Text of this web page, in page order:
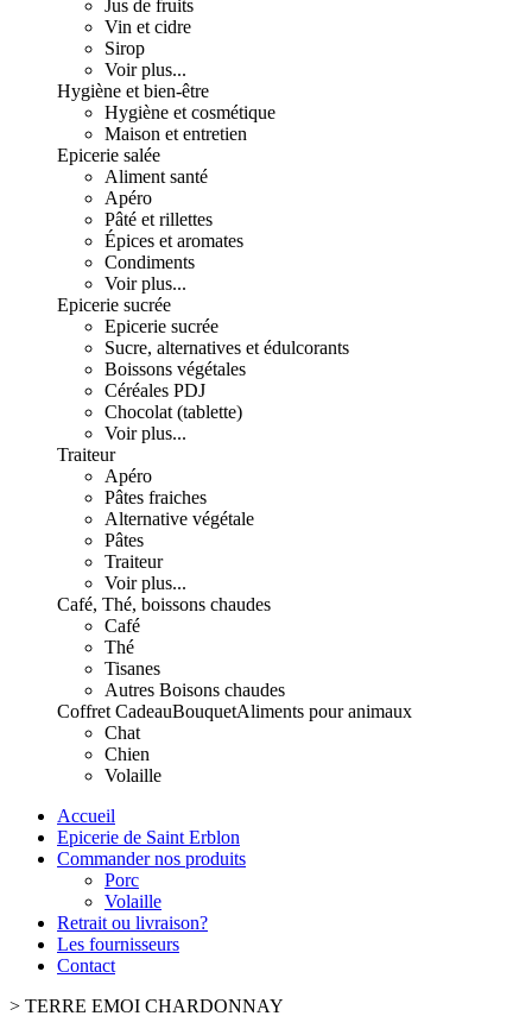
Jus de fruits
Vin et cidre
Sirop
Voir plus...
Hygiène et bien-être
Hygiène et cosmétique
Maison et entretien
Epicerie salée
Aliment santé
Apéro
Pâté et rillettes
Épices et aromates
Condiments
Voir plus...
Epicerie sucrée
Epicerie sucrée
Sucre, alternatives et édulcorants
Boissons végétales
Céréales PDJ
Chocolat (tablette)
Voir plus...
Traiteur
Apéro
Pâtes fraiches
Alternative végétale
Pâtes
Traiteur
Voir plus...
Café, Thé, boissons chaudes
Café
Thé
Tisanes
Autres Boisons chaudes
Coffret CadeauBouquetAliments pour animaux
Chat
Chien
Volaille
Accueil
Epicerie de Saint Erblon
Commander nos produits
Porc
Volaille
Retrait ou livraison?
Les fournisseurs
Contact
> TERRE EMOI CHARDONNAY